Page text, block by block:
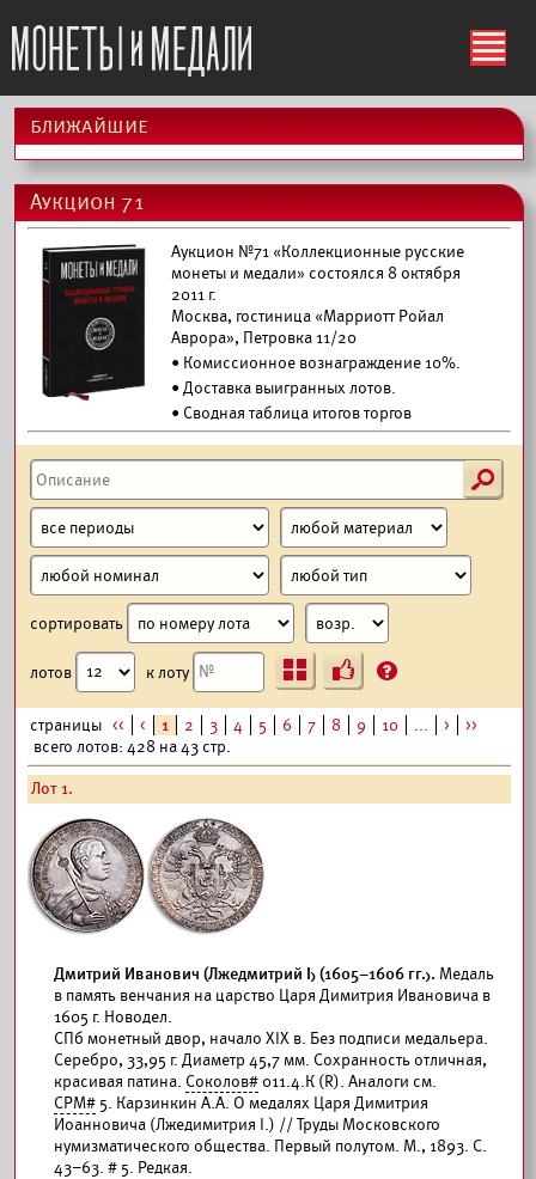
ś
ближайшие
Аукцион 71
Аукцион №71 «Коллекционные русские
монеты и медали» состоялся 8 октября
2011 г.
Москва, гостиница «Марриотт Ройал
Аврора», Петровка 11/20
• Комиссионное вознаграждение 10%.
• Доставка выигранных лотов.
• Сводная таблица итогов торгов
s
сортировать
лотов к лоту Ъ ?
страницы << < 1 2 3 4 5 6 7 8 9 10 ... >
>>
всего лотов: 428 на 43 стр.
Лот 1.
Дмитрий Иванович (Лжедмитрий I) (1605–1606 гг.). Медаль
в память венчания на царство Царя Димитрия Ивановича в
1605 г. Новодел.
СПб монетный двор, начало XIX в. Без подписи медальера.
Серебро, 33,95 г. Диаметр 45,7 мм. Сохранность отличная,
красивая патина. Соколов# 011.4.К (R). Аналоги см.
СРМ# 5. Карзинкин А.А. О медалях Царя Димитрия
Иоанновича (Лжедимитрия I.) // Труды Московского
нумизматического общества. Первый полутом. М., 1893. С.
43–63. # 5. Редкая.